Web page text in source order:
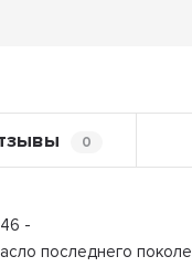
0
-
последнего